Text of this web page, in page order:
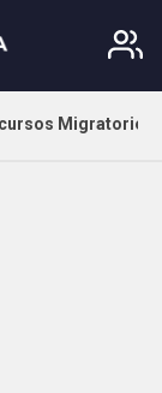
Migratorios